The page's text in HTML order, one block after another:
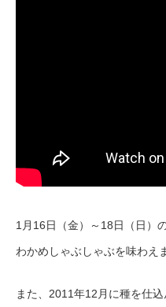
1月16日（金）～18日（日）
わかめしゃぶしゃぶを味わえ
また、2011年12月に種を仕